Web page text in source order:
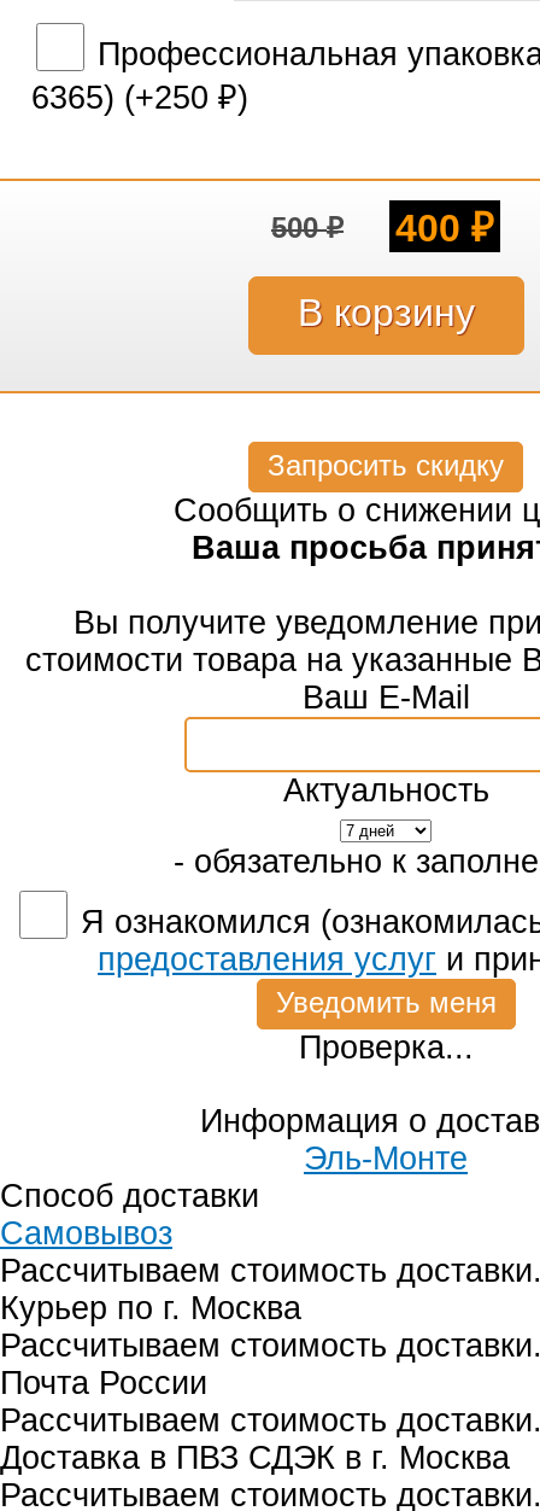
Профессиональная
6365) (+250 ₽)
500₽ 400 ₽
Запросить скидку
Сообщить о снижении
Ваша просьба
Вы получите уведомление
стоимости товара на указанные
Ваш E-Mail
Актуальность
- обязательно к
Я ознакомился
предоставления услуг и
Проверка...
Информация о
Эль-Монте
Способ доставки
Самовывоз
Рассчитываем стоимость
Курьер по г. Москва
Рассчитываем стоимость
Почта России
Рассчитываем стоимость
Доставка в ПВЗ СДЭК в г. Москва
Рассчитываем стоимость